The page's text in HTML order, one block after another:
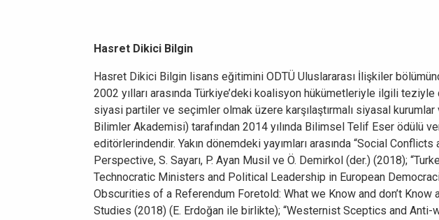
Hasret Dikici Bilgin
Hasret Dikici Bilgin lisans eğitimini ODTÜ Uluslararası İlişkiler
2002 yılları arasında Türkiye’deki koalisyon hükümetleriyle ilgili
siyasi partiler ve seçimler olmak üzere karşılaştırmalı siyasal
Bilimler Akademisi) tarafından 2014 yılında Bilimsel Telif Eser ödülü
editörlerindendir. Yakın dönemdeki yayımları arasında “Social
Perspective, S. Sayarı, P. Ayan Musil ve Ö. Demirkol (der.) (2018);
Technocratic Ministers and Political Leadership in European
Obscurities of a Referendum Foretold: What we Know and don’t
Studies (2018) (E. Erdoğan ile birlikte); “Westernist Sceptics and